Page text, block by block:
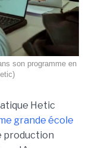
son programme en
Hetic
grande école
production